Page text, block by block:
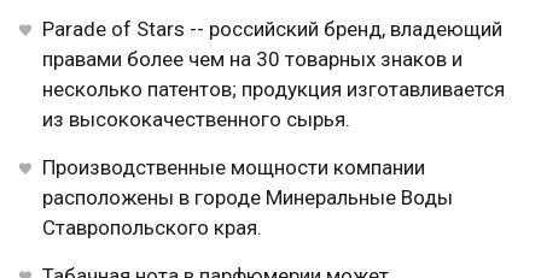
Parade of Stars -- российский бренд, владеющий
правами более чем на 30 товарных знаков и
несколько патентов; продукция изготавливается
из высококачественного сырья.
Производственные мощности компании
расположены в городе Минеральные Воды
Ставропольского края.